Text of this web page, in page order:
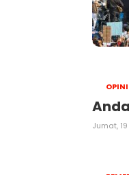
OPINI
Jumat,